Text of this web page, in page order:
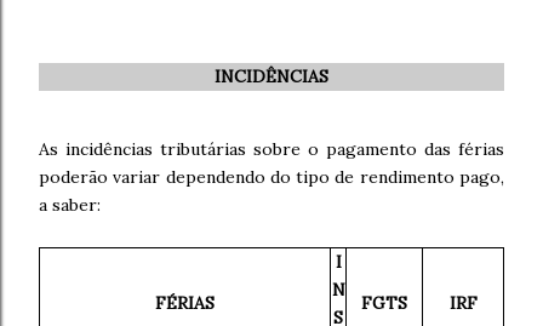
INCIDÊNCIAS
As incidências tributárias sobre o pagamento das férias
poderão variar dependendo do tipo de rendimento pago,
a saber:
FÉRIAS
I
N
S
FGTS IRF